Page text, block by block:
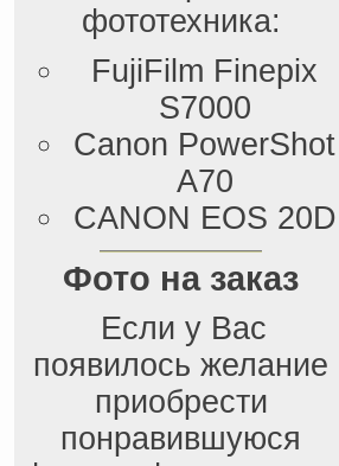
фототехника:
FujiFilm Finepix
S7000
Canon PowerShot
A70
CANON EOS 20D
Фото на заказ
Если у Вас
появилось желание
приобрести
понравившуюся